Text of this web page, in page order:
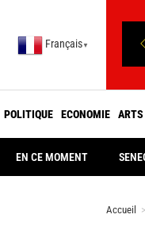
Français ▼
POLITIQUE ECONOMIE
EN CE MOMENT
Accueil >